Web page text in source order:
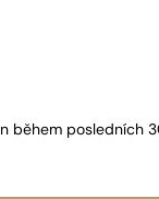
během posledních